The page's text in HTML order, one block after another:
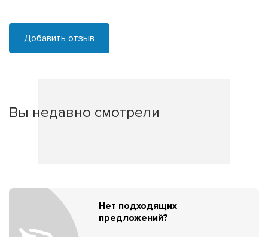
Добавить отзыв
Вы недавно смотрели
Нет подходящих
предложений?